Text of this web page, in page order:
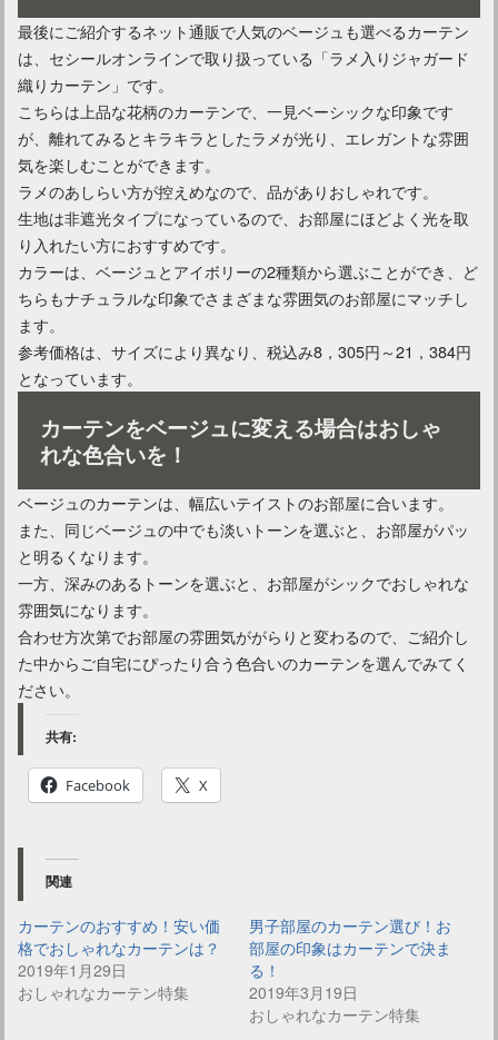
最後にご紹介するネット通販で人気のベージュも選べるカーテン
は、セシールオンラインで取り扱っている「ラメ入りジャガード
織りカーテン」です。
こちらは上品な花柄のカーテンで、一見ベーシックな印象です
が、離れてみるとキラキラとしたラメが光り、エレガントな雰囲
気を楽しむことができます。
ラメのあしらい方が控えめなので、品がありおしゃれです。
生地は非遮光タイプになっているので、お部屋にほどよく光を取
り入れたい方におすすめです。
カラーは、ベージュとアイボリーの2種類から選ぶことができ、ど
ちらもナチュラルな印象でさまざまな雰囲気のお部屋にマッチし
ます。
参考価格は、サイズにより異なり、税込み8，305円～21，384円
となっています。
カーテンをベージュに変える場合はおしゃ
れな色合いを！
ベージュのカーテンは、幅広いテイストのお部屋に合います。
また、同じベージュの中でも淡いトーンを選ぶと、お部屋がパッ
と明るくなります。
一方、深みのあるトーンを選ぶと、お部屋がシックでおしゃれな
雰囲気になります。
合わせ方次第でお部屋の雰囲気ががらりと変わるので、ご紹介し
た中からご自宅にぴったり合う色合いのカーテンを選んでみてく
ださい。
共有:
Facebook X
関連
カーテンのおすすめ！安い価
格でおしゃれなカーテンは？
2019年1月29日
おしゃれなカーテン特集
男子部屋のカーテン選び！お
部屋の印象はカーテンで決ま
る！
2019年3月19日
おしゃれなカーテン特集